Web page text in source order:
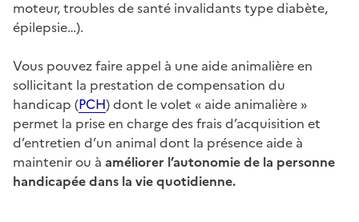
moteur, troubles de santé invalidants type diabète,
épilepsie…).
Vous pouvez faire appel à une aide animalière en
sollicitant la prestation de compensation du
handicap (PCH) dont le volet « aide animalière »
permet la prise en charge des frais d’acquisition et
d’entretien d’un animal dont la présence aide à
maintenir ou à améliorer l’autonomie de la personne
handicapée dans la vie quotidienne.